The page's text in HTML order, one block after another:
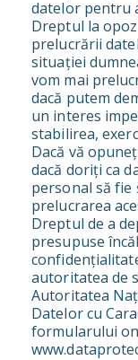
datelor pentru
Dreptul la
prelucrării
situației
vom mai
dacă putem
un interes
stabilirea,
Dacă vă
dacă doriți ca
personal să
prelucrarea
Dreptul de a
presupuse
autoritatea de
Autoritatea
Datelor cu
formularului